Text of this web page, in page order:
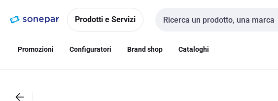
navigazionealla
Prodotti e Servizi
Cerca input
Promozioni Configuratori Brand shop Cataloghi